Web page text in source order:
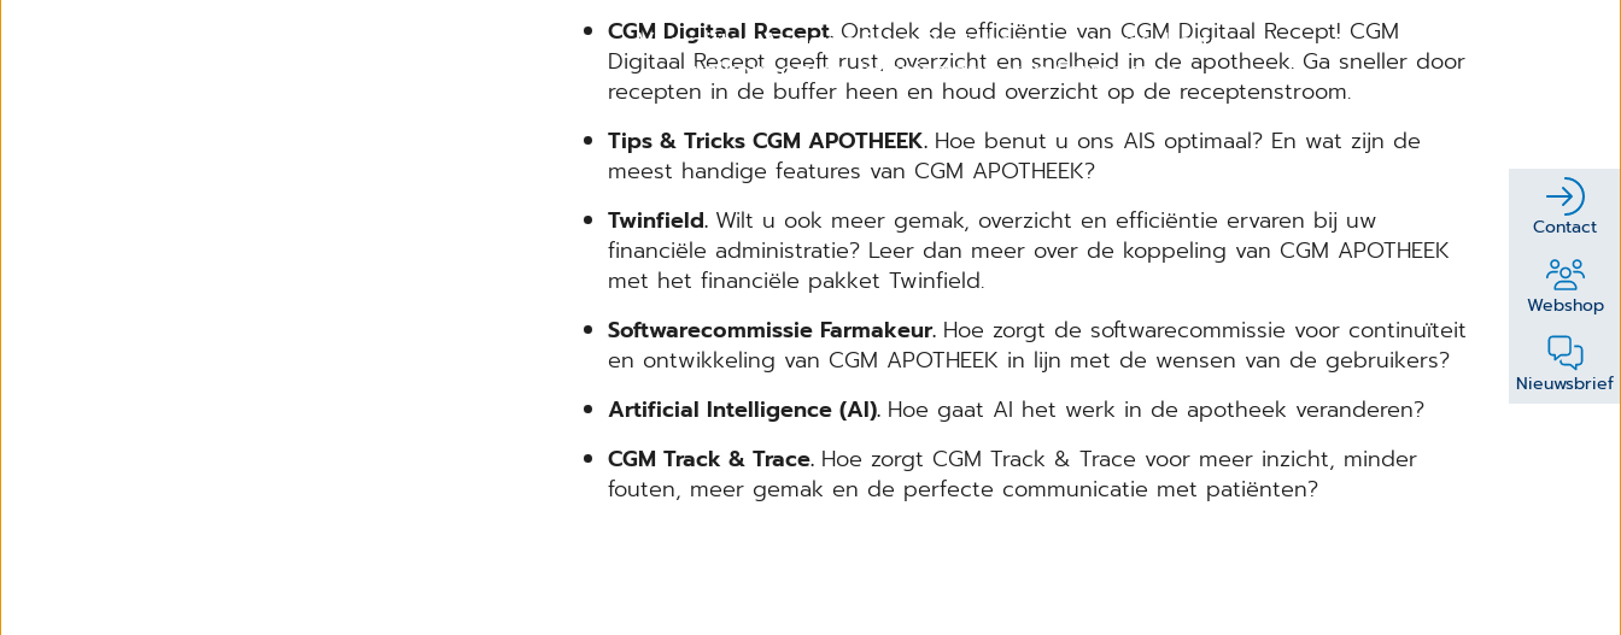
Contact
Webshop
Nieuwsbrief
Voorzitter Annemarieke Böttcher heet u van harte
welkom op de kennismarkt van Farmakeur
CGM Digitaal Recept. Ontdek de efficiëntie van CGM Digitaal Recept! CGM
Digitaal Recept geeft rust, overzicht en snelheid in de apotheek. Ga sneller door
recepten in de buffer heen en houd overzicht op de receptenstroom.
Tips & Tricks CGM APOTHEEK. Hoe benut u ons AIS optimaal? En wat zijn de
meest handige features van CGM APOTHEEK?
Twinfield. Wilt u ook meer gemak, overzicht en efficiëntie ervaren bij uw
financiële administratie? Leer dan meer over de koppeling van CGM APOTHEEK
met het financiële pakket Twinfield.
Softwarecommissie Farmakeur. Hoe zorgt de softwarecommissie voor continuïteit
en ontwikkeling van CGM APOTHEEK in lijn met de wensen van de gebruikers?
Artificial Intelligence (AI). Hoe gaat AI het werk in de apotheek veranderen?
CGM Track & Trace. Hoe zorgt CGM Track & Trace voor meer inzicht, minder
fouten, meer gemak en de perfecte communicatie met patiënten?